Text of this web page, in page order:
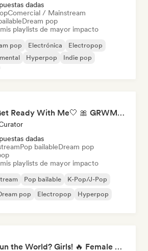
dadas
Comercial / Mainstream
Dream pop
playlists de mayor impacto
pop Electrónica
Electropop
Hyperpop
Indie pop
🎀 🤍 Get Ready With Me🤍 🎀 GRWM Playlist
dadas
Pop bailableDream pop
playlists de mayor impacto
Pop bailable
K-Pop/J-Pop
pop Electropop Hyperpop
Who Run the World? Girls! 🔥 Female Empowerment Pop & Girl-Power Anthems